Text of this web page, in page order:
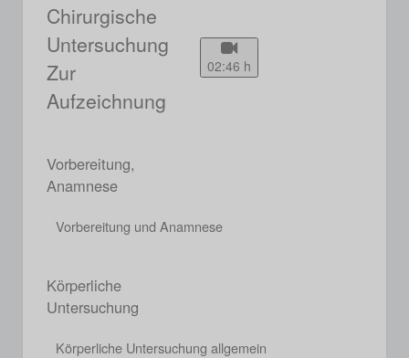
Chirurgische
Untersuchung
Zur
Aufzeichnung
02:46 h
Vorbereitung,
Anamnese
Vorbereitung und Anamnese
Körperliche
Untersuchung
Körperliche Untersuchung allgemein